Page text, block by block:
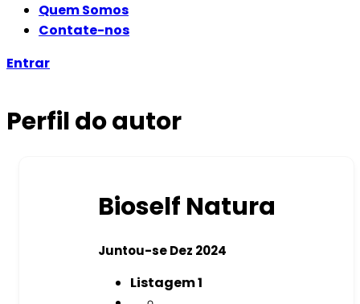
Quem Somos
Contate-nos
Entrar
Perfil do autor
Bioself Natura
Juntou-se Dez 2024
Listagem1